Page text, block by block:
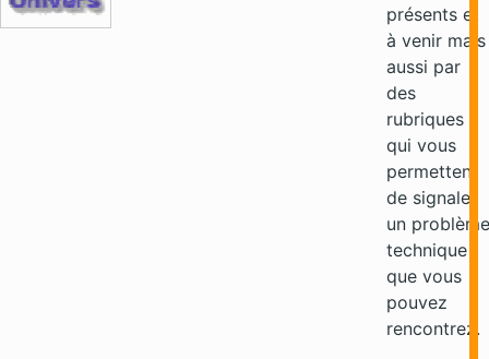
présents et
à venir mais
aussi par
des
rubriques
qui vous
permettent
de signaler
un problème
technique
que vous
pouvez
rencontrez.